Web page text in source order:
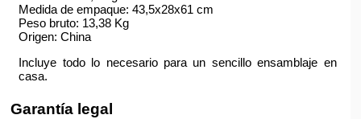
Medida de empaque: 43,5x28x61 cm
Peso bruto: 13,38 Kg
Origen: China
Incluye todo lo necesario para un sencillo ensamblaje en
casa.
Garantía legal